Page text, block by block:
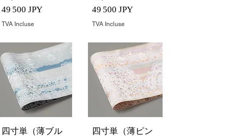
Prix
49 500 JPY
TVA Incluse
Prix
49 500 JPY
TVA Incluse
Aperçu rapide
四寸単（薄ブル
Aperçu rapide
四寸単（薄ピン